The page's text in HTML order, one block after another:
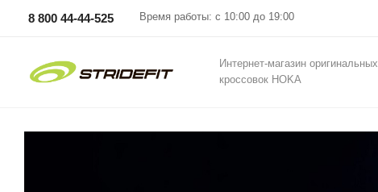
8 800 44-44-525 Время работы: с 10:00 до 19:00
Интернет-магазин оригинальных
кроссовок HOKA